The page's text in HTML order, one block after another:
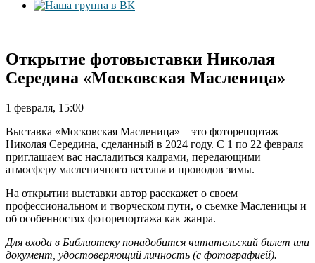
Открытие фотовыставки Николая
Середина «Московская Масленица»
1 февраля, 15:00
Выставка «Московская Масленица» – это фоторепортаж
Николая Середина, сделанный в 2024 году. С 1 по 22 февраля
приглашаем вас насладиться кадрами, передающими
атмосферу масленичного веселья и проводов зимы.
На открытии выставки автор расскажет о своем
профессиональном и творческом пути, о съемке Масленицы и
об особенностях фоторепортажа как жанра.
Для входа в Библиотеку понадобится читательский билет или
документ, удостоверяющий личность (с фотографией).